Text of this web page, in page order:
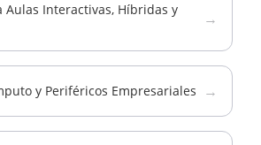
Aulas Interactivas, Híbridas y
→
y Periféricos Empresariales →